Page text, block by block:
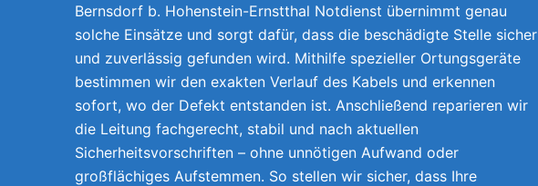
Bernsdorf b. Hohenstein-Ernstthal Notdienst übernimmt genau
solche Einsätze und sorgt dafür, dass die beschädigte Stelle sicher
und zuverlässig gefunden wird. Mithilfe spezieller Ortungsgeräte
bestimmen wir den exakten Verlauf des Kabels und erkennen
sofort, wo der Defekt entstanden ist. Anschließend reparieren wir
die Leitung fachgerecht, stabil und nach aktuellen
Sicherheitsvorschriften – ohne unnötigen Aufwand oder
großflächiges Aufstemmen. So stellen wir sicher, dass Ihre